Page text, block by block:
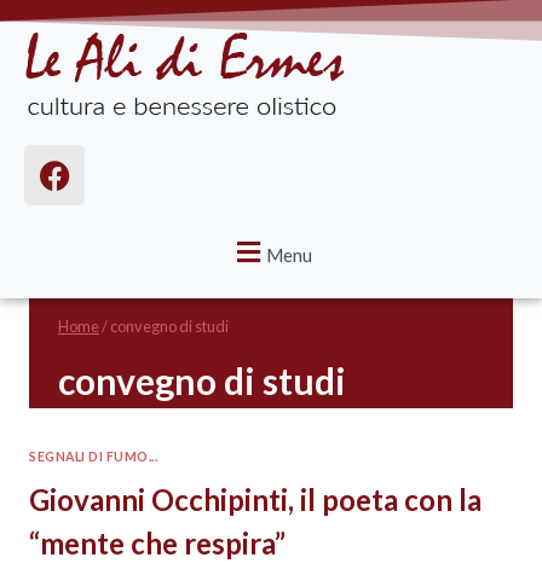
Menu
Home/convegno di studi
convegno di studi
SEGNALI DI FUMO...
Giovanni Occhipinti, il poeta con la
“mente che respira”